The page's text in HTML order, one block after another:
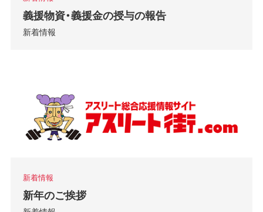
義援物資・義援金の授与の報告
新着情報
新着情報
新年のご挨拶